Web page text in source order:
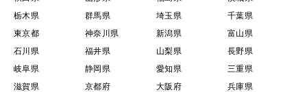
栃木県
群馬県 埼玉県
千葉県
東京都
神奈川県 新潟県
富山県
石川県
福井県 山梨県
長野県
岐阜県
静岡県 愛知県
三重県
滋賀県
京都府 大阪府
兵庫県